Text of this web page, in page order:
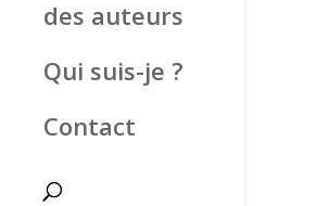
des auteurs
Qui suis-je ?
Contact